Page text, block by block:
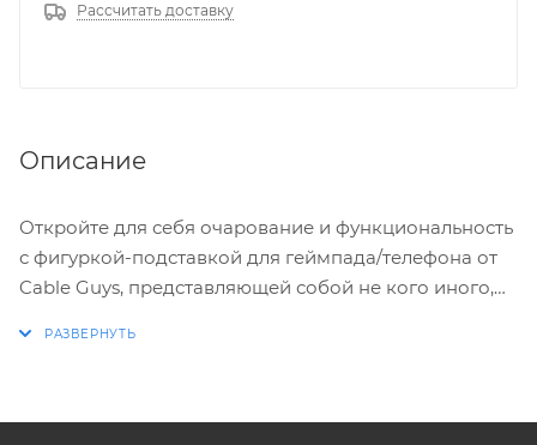
Рассчитать доставку
Описание
Откройте для себя очарование и функциональность
с фигуркой-подставкой для геймпада/телефона от
Cable Guys, представляющей собой не кого иного,